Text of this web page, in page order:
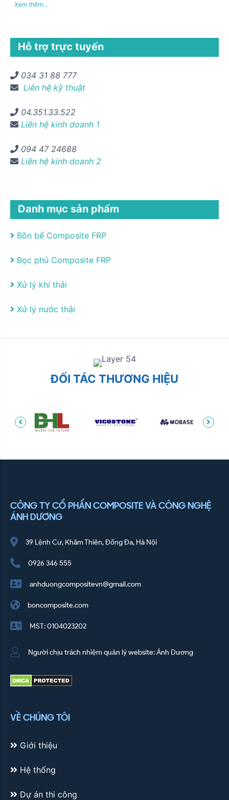
Xem thêm...
Hỗ trợ trực tuyến
034 31 88 777
Liên hệ kỹ thuật
04.351.33.522
Liên hệ kinh doanh 1
094 47 24688
Liên hệ kinh doanh 2
Danh mục sản phẩm
Bồn bể Composite FRP
Bọc phủ Composite FRP
Xử lý khí thải
Xử lý nước thải
ĐỐI TÁC THƯƠNG HIỆU
CÔNG TY CỔ PHẨN COMPOSITE VÀ CÔNG NGHỆ
ÁNH DƯƠNG
39 Lệnh Cư, Khâm Thiên, Đống Đa, Hà Nội
0926 346 555
anhduongcompositevn@gmail.com
boncomposite.com
MST: 0104023202
Người chịu trách nhiệm quản lý website: Ánh Dương
VỀ CHÚNG TÔI
Giới thiệu
Hệ thống
Dự án thi công